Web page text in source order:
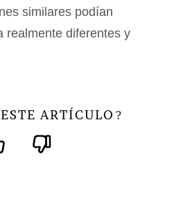
similares podían
realmente diferentes y
ARTÍCULO ?